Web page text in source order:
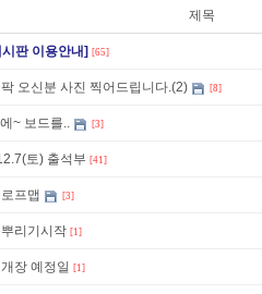
제목
판 이용안내] [65]
오신분 사진 찍어드립니다.(2) [8]
~ 보드를.. [3]
토) 출석부 [41]
프맵 [3]
리기시작 [1]
장 예정일 [1]